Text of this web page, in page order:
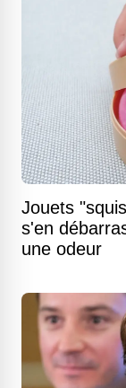
Jouets
s'en
une odeur